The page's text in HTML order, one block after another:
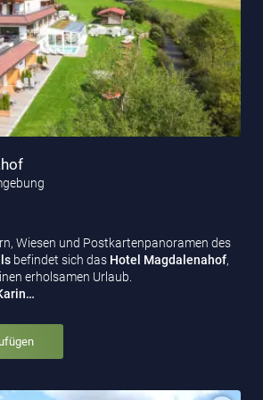
Wiesen und Postkartenpanoramen des
befindet sich das Hotel Magdalenahof,
erholsamen Urlaub.